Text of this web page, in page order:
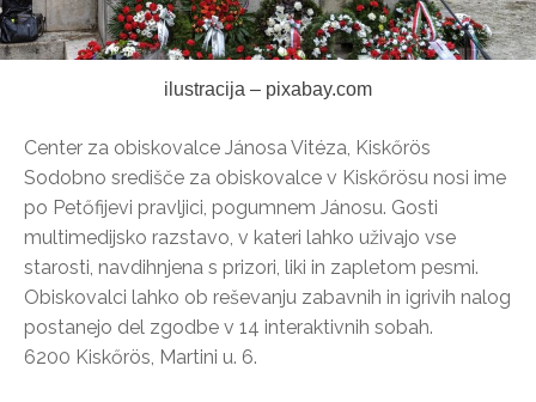
ilustracija – pixabay.com
Center za obiskovalce Jánosa Vitéza, Kiskőrös
Sodobno središče za obiskovalce v Kiskőrösu nosi ime
po Petőfijevi pravljici, pogumnem Jánosu. Gosti
multimedijsko razstavo, v kateri lahko uživajo vse
starosti, navdihnjena s prizori, liki in zapletom pesmi.
Obiskovalci lahko ob reševanju zabavnih in igrivih nalog
postanejo del zgodbe v 14 interaktivnih sobah.
6200 Kiskőrös, Martini u. 6.